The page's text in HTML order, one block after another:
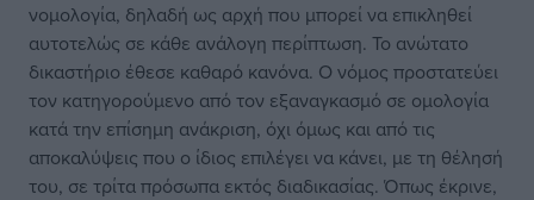
νομολογία, δηλαδή ως αρχή που μπορεί να επικληθεί
αυτοτελώς σε κάθε ανάλογη περίπτωση. Το ανώτατο
δικαστήριο έθεσε καθαρό κανόνα. Ο νόμος προστατεύει
τον κατηγορούμενο από τον εξαναγκασμό σε ομολογία
κατά την επίσημη ανάκριση, όχι όμως και από τις
αποκαλύψεις που ο ίδιος επιλέγει να κάνει, με τη θέλησή
του, σε τρίτα πρόσωπα εκτός διαδικασίας. Όπως έκρινε,